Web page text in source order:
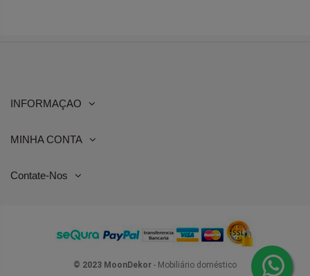
INFORMAÇAO
MINHA CONTA
Contate-Nos
© 2023 MoonDekor - Mobiliário doméstico